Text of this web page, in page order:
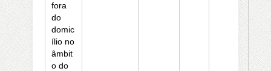
fora
do
domic
ílio no
âmbit
o do